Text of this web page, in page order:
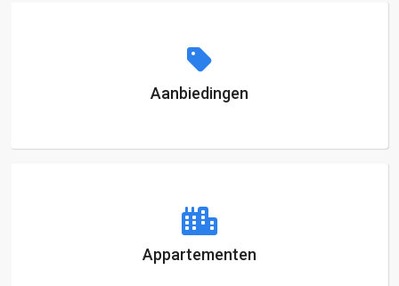
Aanbiedingen
Appartementen